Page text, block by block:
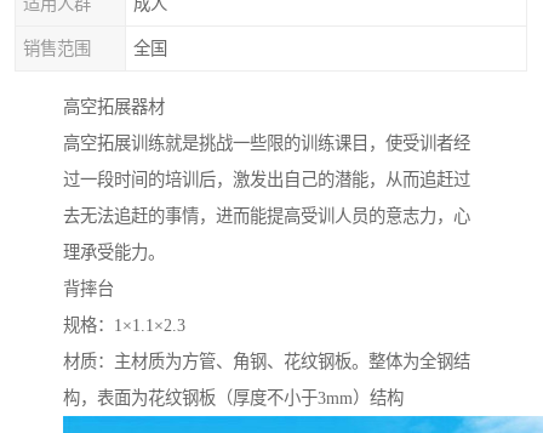
销售范围 全国
高空拓展器材
高空拓展训练就是挑战一些限的训练课目，使受训者经
过一段时间的培训后，激发出自己的潜能，从而追赶过
去无法追赶的事情，进而能提高受训人员的意志力，心
理承受能力。
背摔台
规格：1×1.1×2.3
材质：主材质为方管、角钢、花纹钢板。整体为全钢结
构，表面为花纹钢板（厚度不小于3mm）结构